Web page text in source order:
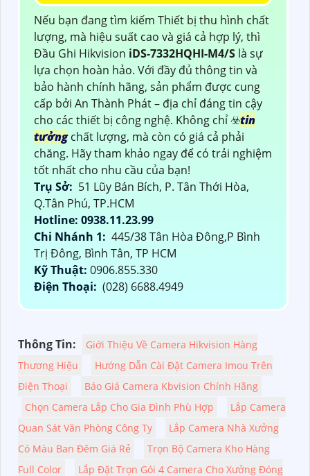
Nếu bạn đang tìm kiếm Thiết bị thu hình chất
lượng, mà hiệu suất cao và giá cả hợp lý, thì
Đầu Ghi Hikvision iDS-7332HQHI-M4/S là sự
lựa chọn hoàn hảo. Với đầy đủ thông tin và
bảo hành chính hãng, sản phẩm được cung
cấp bởi An Thành Phát – địa chỉ đáng tin cậy
cho các thiết bị công nghệ. Không chỉ ☣️tin
tưởngchất lượng, mà còn có giá cả phải
chăng. Hãy tham khảo ngay để có trải nghiệm
tốt nhất cho nhu cầu của bạn!
Trụ Sở: 51 Lũy Bán Bích, P. Tân Thới Hòa,
Q.Tân Phú, TP.HCM
Hotline: 0938.11.23.99
Chi Nhánh 1: 445/38 Tân Hòa Đông,P Bình
Trị Đông, Bình Tân, TP HCM
Kỹ Thuật: 0906.855.330
Điện Thoại: (028) 6688.4949
Thông Tin:
Giới Thiệu Về Camera Hikvision Hàng
Thương Hiệu
Hướng Dẫn Cài Đặt Camera Imou Trên
Điện Thoại
Báo Giá Camera Kbvision Chính Hãng
Chọn Camera Lắp Cho Gia Đình Phù Hợp
Lắp Camera
Quan Sát Văn Phòng Công Ty
Lắp Camera Nhà Xưởng
Có Màu Ban Đêm Giá Rẻ
Trọn Bộ Camera Kho Hàng
Full Color
Lắp Đặt Trọn Gói 4 Camera Cho Xưởng Đóng